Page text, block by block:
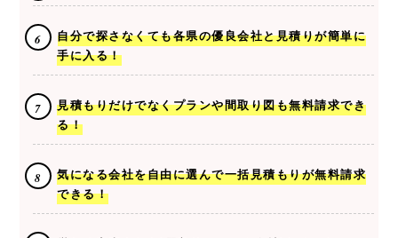
自分で探さなくても各県の優良会社と見積りが簡単に
手に入る！
見積もりだけでなくプランや間取り図も無料請求でき
る！
気になる会社を自由に選んで一括見積もりが無料請求
できる！